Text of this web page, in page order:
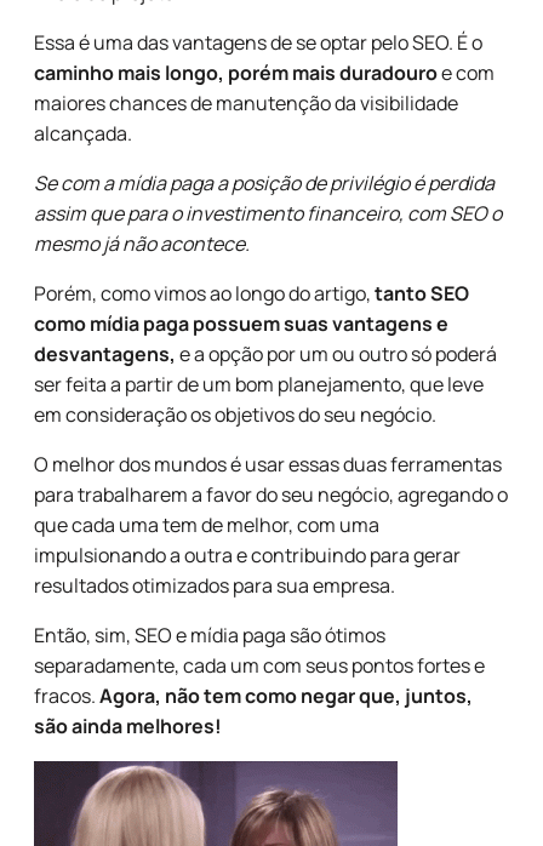
Essa é uma das vantagens de se optar pelo SEO. É o
caminho mais longo, porém mais duradouroe com
maiores chances de manutenção da visibilidade
alcançada.
Se com a mídia paga a posição de privilégio é perdida
assim que para o investimento financeiro, com SEO o
mesmo já não acontece.
Porém, como vimos ao longo do artigo,tanto SEO
como mídia paga possuem suas vantagens e
desvantagens, e a opção por um ou outro só poderá
ser feita a partir de um bom planejamento, que leve
em consideração os objetivos do seu negócio.
O melhor dos mundos é usar essas duas ferramentas
para trabalharem a favor do seu negócio, agregando o
que cada uma tem de melhor, com uma
impulsionando a outra e contribuindo para gerar
resultados otimizados para sua empresa.
Então, sim, SEO e mídia paga são ótimos
separadamente, cada um com seus pontos fortes e
fracos.Agora, não tem como negar que, juntos,
são ainda melhores!